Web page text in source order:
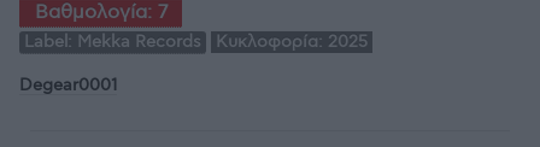
Βαθμολογία: 7
Label: Mekka Records Κυκλοφορία: 2025
Degear0001